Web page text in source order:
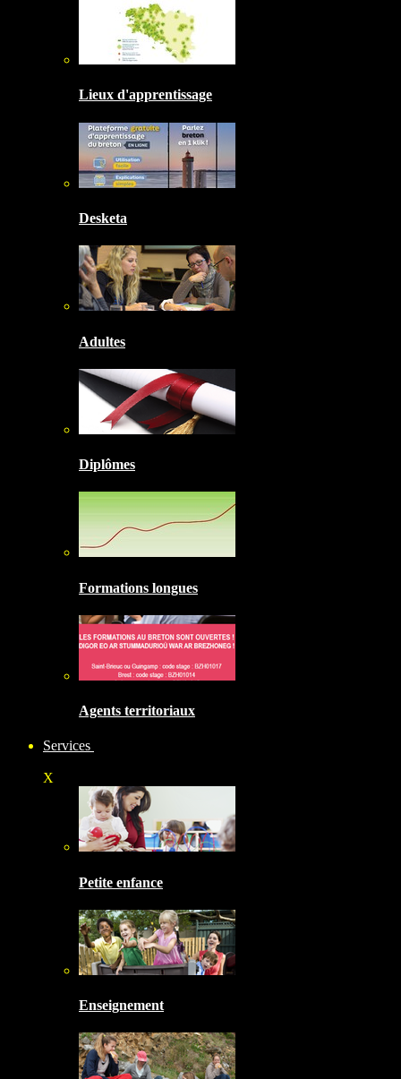
Lieux d'apprentissage
Desketa
Adultes
Diplômes
Formations longues
Agents territoriaux
Services
X
Petite enfance
Enseignement